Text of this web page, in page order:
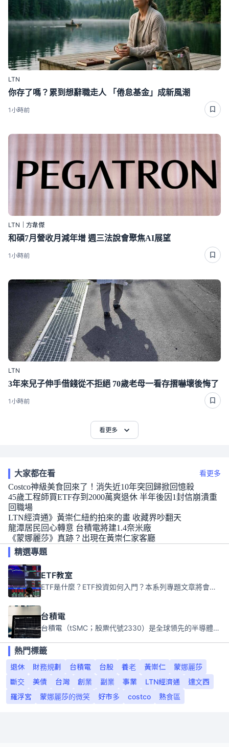
LTN
你存了嗎？累到想辭職走人 「倦怠基金」成新風潮
1小時前
LTN｜方韋傑
和碩7月營收月減年增 週三法說會聚焦AI展望
1小時前
LTN
3年來兒子伸手借錢從不拒絕 70歲老母一看存摺嚇壞後悔了
1小時前
看更多
大家都在看 看更多
Costco神級美食回來了！消失近10年突回歸掀回憶殺
45歲工程師買ETF存到2000萬爽退休 半年後因1封信崩潰重
回職場
LTN經濟通》黃崇仁紐約拍來的畫 收藏界吵翻天
龍潭居民回心轉意 台積電將建1.4奈米廠
《蒙娜麗莎》真跡？出現在黃崇仁家客廳
精選專題
ETF教室
ETF是什麼？ETF投資如何入門？本系列專題文章將會告訴你新手必須知道的ETF基礎知識。
台積電
台積電（tSMC；股票代號2330）是全球領先的半導體代工公司，成立於1987年，總部位於台灣新竹。且已於美國、日本、德國及中國設廠，台積電是全球首家專業積體電路製造服務公司，也是全球最先進和最大規模的半導體代工廠。
熱門標籤
退休
財務規劃 台積電 台股 養老 黃崇仁
蒙娜麗莎
斷交
美債 台灣 創業 副業 事業 LTN經濟通
達文西
羅浮宮
蒙娜麗莎的微笑 好市多 costco 熟食區